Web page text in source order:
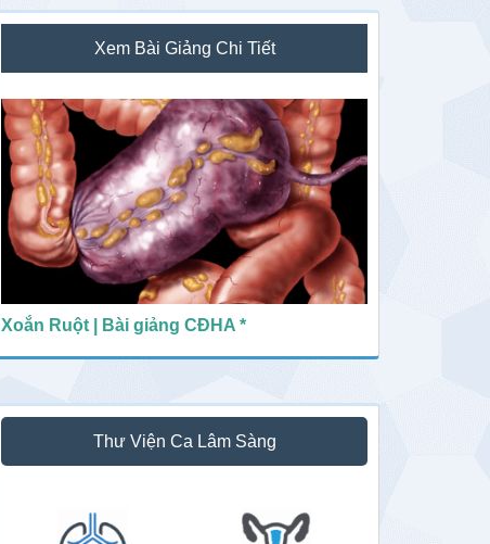
Sidebar
chính
Xem Bài Giảng Chi Tiết
Xoắn Ruột | Bài giảng CĐHA *
Thư Viện Ca Lâm Sàng